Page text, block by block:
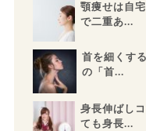
顎痩せは自
で二重あ...
首を細くす
の「首...
身長伸ばし
ても身長...